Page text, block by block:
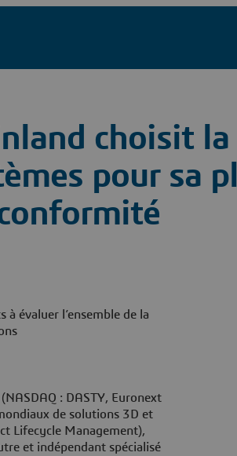
choisit
pour sa
évaluer l’ensemble de la
: DASTY, Euronext
de solutions 3D et
Lifecycle Management),
et indépendant spécialisé